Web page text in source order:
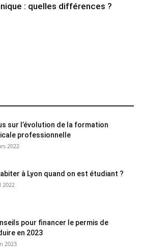
: quelles différences ?
sur l’évolution de la formation
professionnelle
2022
à Lyon quand on est étudiant ?
2022
pour financer le permis de
en 2023
2023